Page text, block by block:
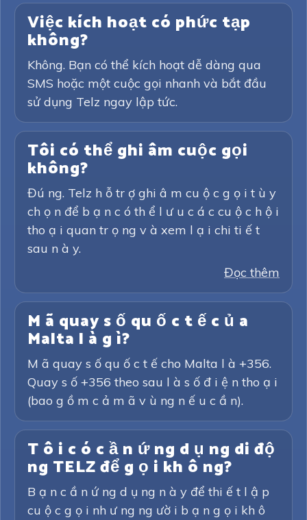
Việc kích hoạt có phức tạp
không?
Không. Bạn có thể kích hoạt dễ dàng qua
SMS hoặc một cuộc gọi nhanh và bắt đầu
sử dụng Telz ngay lập tức.
Tôi có thể ghi âm cuộc gọi
không?
Đú ng. Telz h ỗ tr ợ ghi â m cu ộ c g ọ i t ù y
ch ọ n để b ạ n c ó th ể l ư u c á c cu ộ c h ộ i
tho ạ i quan tr ọ ng v à xem l ạ i chi ti ế t
sau n à y.
Đọc thêm
M ã quay s ố qu ố c t ế c ủ a
Malta l à g ì?
M ã quay s ố qu ố c t ế cho Malta l à +356.
Quay s ố +356 theo sau l à s ố đ i ệ n tho ạ i
(bao g ồ m c ả m ã v ù ng n ế u c ầ n).
T ô i c ó c ầ n ứ ng d ụ ng di độ
ng TELZ để g ọ i kh ô ng?
B ạ n c ầ n ứ ng d ụ ng n à y để thi ế t l ậ p
cu ộ c g ọ i nh ư ng ng ườ i b ạ n g ọ i kh ô